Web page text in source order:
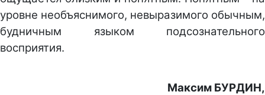
уровне необъяснимого, невыразимого обычным,
будничным языком подсознательного
восприятия.
Максим БУРДИН,